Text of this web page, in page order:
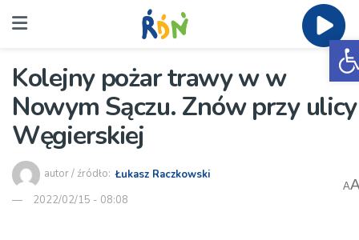
Kolejny pożar trawy w w
Nowym Sączu. Znów przy ulicy
Węgierskiej
autor / źródło: Łukasz Raczkowski
2022/02/15 - 08:08
A